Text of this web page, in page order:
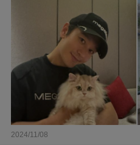
2024/11/08